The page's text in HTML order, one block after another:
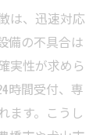
は、迅速対応
備の不具合は
実性が求めら
時間受付、専
ます。こうし